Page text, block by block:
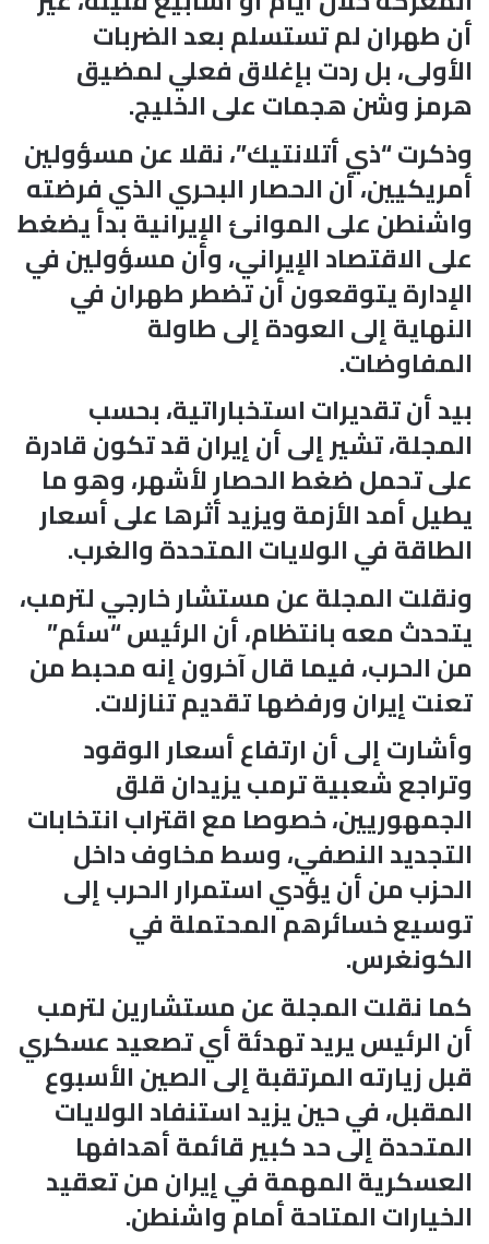
أن طهران لم تستسلم بعد الضربات
الأولى، بل ردت بإغلاق فعلي لمضيق
هرمز وشن هجمات على الخليج.
وذكرت “ذي أتلانتيك”، نقلا عن مسؤولين
أمريكيين، أن الحصار البحري الذي فرضته
واشنطن على الموانئ الإيرانية بدأ يضغط
على الاقتصاد الإيراني، وأن مسؤولين في
الإدارة يتوقعون أن تضطر طهران في
النهاية إلى العودة إلى طاولة
المفاوضات.
بيد أن تقديرات استخباراتية، بحسب
المجلة، تشير إلى أن إيران قد تكون قادرة
على تحمل ضغط الحصار لأشهر، وهو ما
يطيل أمد الأزمة ويزيد أثرها على أسعار
الطاقة في الولايات المتحدة والغرب.
ونقلت المجلة عن مستشار خارجي لترمب،
يتحدث معه بانتظام، أن الرئيس “سئم”
من الحرب، فيما قال آخرون إنه محبط من
تعنت إيران ورفضها تقديم تنازلات.
وأشارت إلى أن ارتفاع أسعار الوقود
وتراجع شعبية ترمب يزيدان قلق
الجمهوريين، خصوصا مع اقتراب انتخابات
التجديد النصفي، وسط مخاوف داخل
الحزب من أن يؤدي استمرار الحرب إلى
توسيع خسائرهم المحتملة في
الكونغرس.
كما نقلت المجلة عن مستشارين لترمب
أن الرئيس يريد تهدئة أي تصعيد عسكري
قبل زيارته المرتقبة إلى الصين الأسبوع
المقبل، في حين يزيد استنفاد الولايات
المتحدة إلى حد كبير قائمة أهدافها
العسكرية المهمة في إيران من تعقيد
الخيارات المتاحة أمام واشنطن.